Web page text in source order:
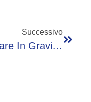
Successivo
Al Mare In Gravidanza? Esperti: “Non È Da Evitare, L’importante È Sapere Cosa Fare”.